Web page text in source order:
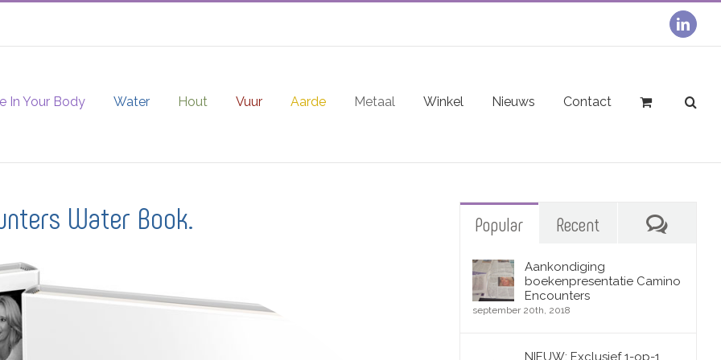
In Your Body Water Hout Vuur Aarde Metaal Winkel Nieuws Contact
Water Book. Popular Recent Reacties
Aankondiging
boekenpresentatie Camino
Encounters
september 20th, 2018
NIEUW: Exclusief 1-op-1